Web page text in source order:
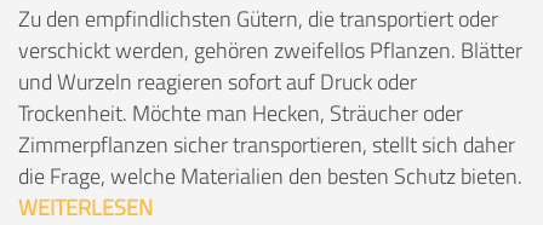
Zu den empfindlichsten Gütern, die transportiert oder
verschickt werden, gehören zweifellos Pflanzen. Blätter
und Wurzeln reagieren sofort auf Druck oder
Trockenheit. Möchte man Hecken, Sträucher oder
Zimmerpflanzen sicher transportieren, stellt sich daher
die Frage, welche Materialien den besten Schutz bieten.
WEITERLESEN